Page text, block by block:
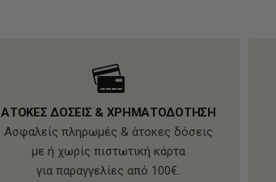
ΑΤΟΚΕΣ ΔΟΣΕΙΣ & ΧΡΗΜΑΤΟΔΟΤΗΣΗ
Ασφαλείς πληρωμές & άτοκες δόσεις
με ή χωρίς πιστωτική κάρτα
για παραγγελίες από 100€.